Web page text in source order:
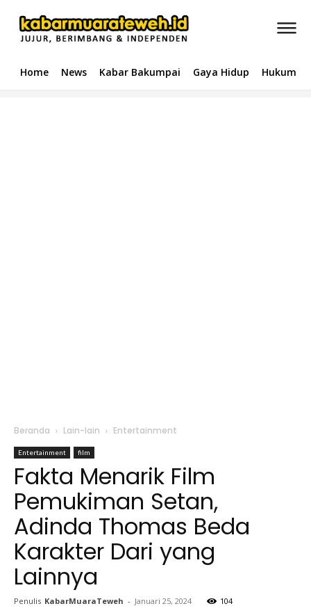
Home News Kabar Bakumpai Gaya Hidup Hukum &
Beranda Lain-lain Entertainment
Entertainment film
Fakta Menarik Film
Pemukiman Setan,
Adinda Thomas Beda
Karakter Dari yang
Lainnya
Penulis KabarMuaraTeweh - Januari 25, 2024 104